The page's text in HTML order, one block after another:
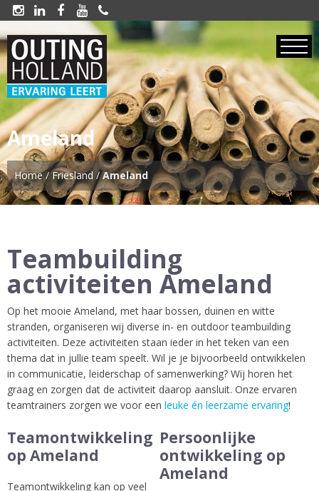
    
Ameland
Home/Friesland /Ameland
Teambuilding
activiteiten Ameland
Op het mooie Ameland, met haar bossen, duinen en witte
stranden, organiseren wij diverse in- en outdoor teambuilding
activiteiten. Deze activiteiten staan ieder in het teken van een
thema dat in jullie team speelt. Wil je je bijvoorbeeld ontwikkelen
in communicatie, leiderschap of samenwerking? Wij horen het
graag en zorgen dat de activiteit daarop aansluit. Onze ervaren
teamtrainers zorgen we voor een leuke én leerzame ervaring!
Teamontwikkeling
op Ameland
Teamontwikkeling kan op veel
Persoonlijke
ontwikkeling op
Ameland